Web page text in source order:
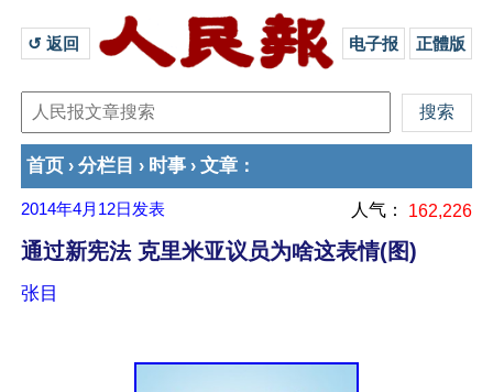
↺ 返回 电子报 正體版
首页 › 分栏目 › 时事 › 文章 ：
2014年4月12日 发表 人气： 162,226
通过新宪法 克里米亚议员为啥这表情(图)
张目